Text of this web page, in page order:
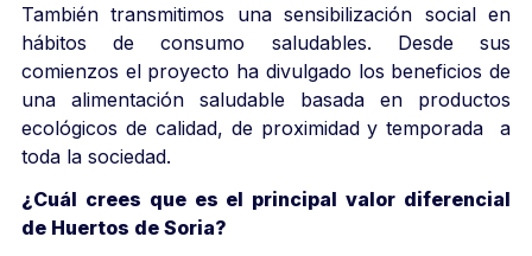
También transmitimos una sensibilización social en
hábitos de consumo saludables. Desde sus
comienzos el proyecto ha divulgado los beneficios de
una alimentación saludable basada en productos
ecológicos de calidad, de proximidad y temporada a
toda la sociedad.
¿Cuál crees que es el principal valor diferencial
de Huertos de Soria?